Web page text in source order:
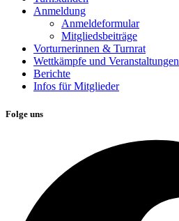
Anmeldung
Anmeldeformular
Mitgliedsbeiträge
Vorturnerinnen & Turnrat
Wettkämpfe und Veranstaltungen
Berichte
Infos für Mitglieder
Folge uns